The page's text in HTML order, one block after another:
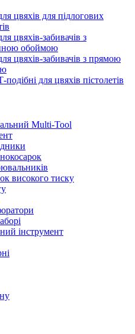
цвяхів для підлогових
цвяхів-забивачів з
обоймою
цвяхів-забивачів з прямою
для цвяхів пістолетів
Multi-Tool
високого тиску
інструмент